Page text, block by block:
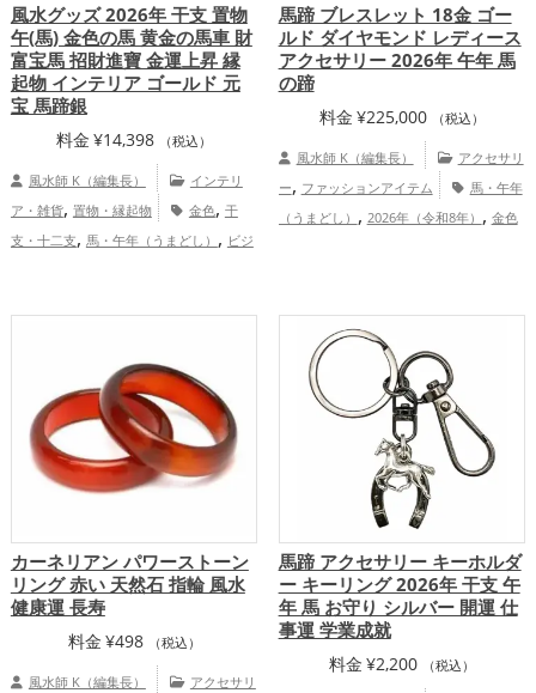
風水グッズ 2026年 干支 置物
午(馬) 金色の馬 黄金の馬車 財
富宝馬 招財進寶 金運上昇 縁
起物 インテリア ゴールド 元
宝 馬蹄銀
料金 ¥14,398 （税込）
風水師 K（編集長）
インテリ
ア・雑貨, 置物・縁起物 金色, 干
支・十二支, 馬・午年（うまどし） , ビジ
馬蹄 ブレスレット 18金 ゴー
ルド ダイヤモンド レディース
アクセサリー 2026年 午年 馬
の蹄
料金 ¥225,000 （税込）
風水師 K（編集長）
アクセサリ
ー, ファッションアイテム
馬・午年
（うまどし） , 2026年（令和8年） , 金色
カーネリアン パワーストーン
リング 赤い 天然石 指輪 風水
健康運 長寿
料金 ¥498 （税込）
風水師 K（編集長）
アクセサリ
馬蹄 アクセサリー キーホルダ
ー キーリング 2026年 干支 午
年 馬 お守り シルバー 開運 仕
事運 学業成就
料金 ¥2,200 （税込）